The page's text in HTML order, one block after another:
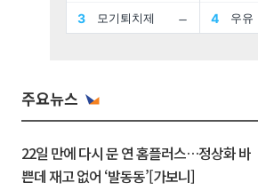
주요뉴스
22일 만에 다시 문 연 홈플러스…정상화 바
쁜데 재고 없어 ‘발동동’[가보니]